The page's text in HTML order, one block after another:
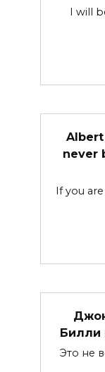
I will
Albert
never
If you
Билли
Это не